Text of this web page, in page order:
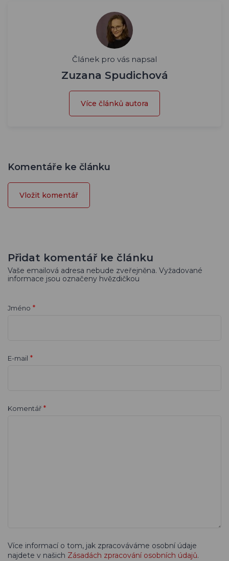
Článek pro vás napsal
Zuzana Spudichová
Více článků autora
Komentáře ke článku
Vložit komentář
Přidat komentář ke článku
Vaše emailová adresa nebude zveřejněna. Vyžadované
informace jsou označeny hvězdičkou
Jméno *
E-mail *
Komentář *
Více informací o tom, jak zpracováváme osobní údaje
najdete v našich Zásadách zpracování osobních údajů.